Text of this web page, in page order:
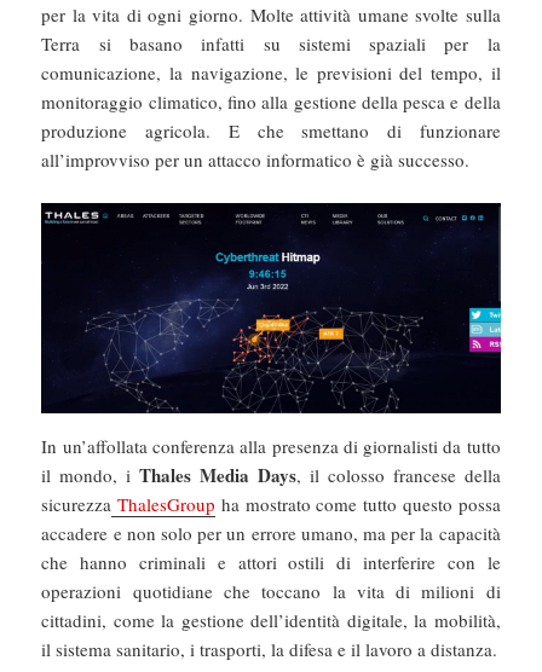
per la vita di ogni giorno. Molte attività umane svolte sulla
Terra si basano infatti su sistemi spaziali per la
comunicazione, la navigazione, le previsioni del tempo, il
monitoraggio climatico, fino alla gestione della pesca e della
produzione agricola. E che smettano di funzionare
all’improvviso per un attacco informatico è già successo.
In un’affollata conferenza alla presenza di giornalisti da tutto
il mondo, iThales Media Days, il colosso francese della
sicurezza ThalesGroup ha mostrato come tutto questo possa
accadere e non solo per un errore umano, ma per la capacità
che hanno criminali e attori ostili di interferire con le
operazioni quotidiane che toccano la vita di milioni di
cittadini, come la gestione dell’identità digitale, la mobilità,
il sistema sanitario, i trasporti, la difesa e il lavoro a distanza.